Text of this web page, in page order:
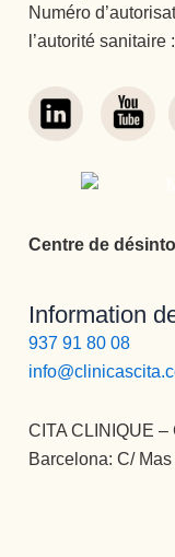
Numéro
l’autorité
Centre de
Information
937 91 80 08
CITA CLINIQUE
Barcelona: C/